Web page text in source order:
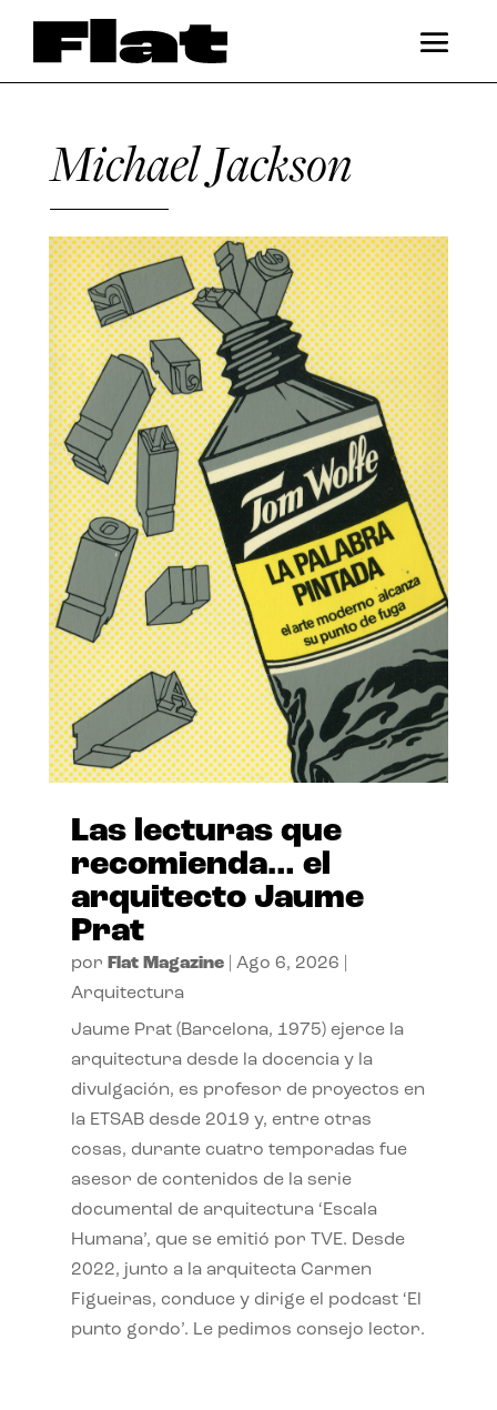
Michael Jackson
Las lecturas que
recomienda… el
arquitecto Jaume
Prat
por Flat Magazine| Ago 6, 2026
Arquitectura
Jaume Prat (Barcelona, 1975) ejerce la
arquitectura desde la docencia y la
divulgación, es profesor de proyectos en
la ETSAB desde 2019 y, entre otras
cosas, durante cuatro temporadas fue
asesor de contenidos de la serie
documental de arquitectura ‘Escala
Humana’, que se emitió por TVE. Desde
2022, junto a la arquitecta Carmen
Figueiras, conduce y dirige el podcast ‘El
punto gordo’. Le pedimos consejo lector.